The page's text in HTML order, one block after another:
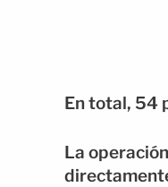
En total, 54
La